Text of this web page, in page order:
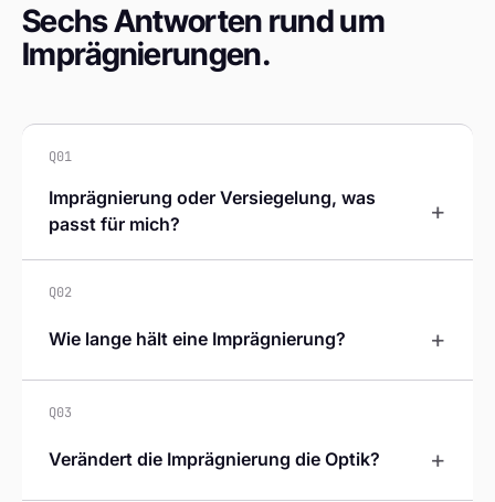
Sechs Antworten rund um
Imprägnierungen.
Q01
Imprägnierung oder Versiegelung, was
passt für mich?
+
Q02
Wie lange hält eine Imprägnierung? +
Q03
Verändert die Imprägnierung die Optik? +